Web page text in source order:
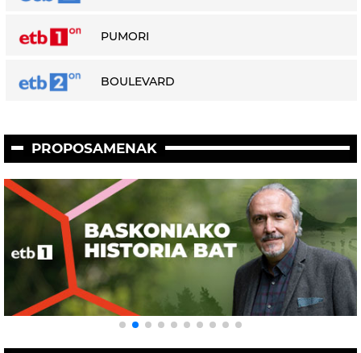
PUMORI
BOULEVARD
PROPOSAMENAK